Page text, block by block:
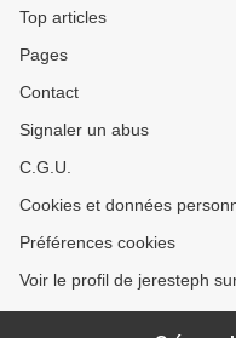
Top articles
Pages
Contact
Signaler un abus
C.G.U.
Cookies et données
Préférences cookies
Voir le profil de jeresteph